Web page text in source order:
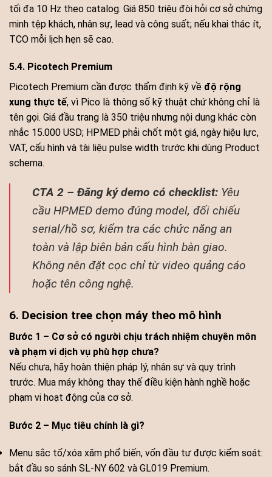
tối đa 10 Hz theo catalog. Giá 850 triệu đòi hỏi cơ sở chứng
minh tệp khách, nhân sự, lead và công suất; nếu khai thác ít,
TCO mỗi lịch hẹn sẽ cao.
5.4. Picotech Premium
Picotech Premium cần được thẩm định kỹ về độ rộng
xung thực tế, vì Pico là thông số kỹ thuật chứ không chỉ là
tên gọi. Giá đầu trang là 350 triệu nhưng nội dung khác còn
nhắc 15.000 USD; HPMED phải chốt một giá, ngày hiệu lực,
VAT, cấu hình và tài liệu pulse width trước khi dùng Product
schema.
CTA 2 – Đăng ký demo có checklist: Yêu
cầu HPMED demo đúng model, đối chiếu
serial/hồ sơ, kiểm tra các chức năng an
toàn và lập biên bản cấu hình bàn giao.
Không nên đặt cọc chỉ từ video quảng cáo
hoặc tên công nghệ.
6. Decision tree chọn máy theo mô hình
Bước 1 – Cơ sở có người chịu trách nhiệm chuyên môn
và phạm vi dịch vụ phù hợp chưa?
Nếu chưa, hãy hoàn thiện pháp lý, nhân sự và quy trình
trước. Mua máy không thay thế điều kiện hành nghề hoặc
phạm vi hoạt động của cơ sở.
Bước 2 – Mục tiêu chính là gì?
Menu sắc tố/xóa xăm phổ biến, vốn đầu tư được kiểm soát:
bắt đầu so sánh SL-NY 602 và GL019 Premium.